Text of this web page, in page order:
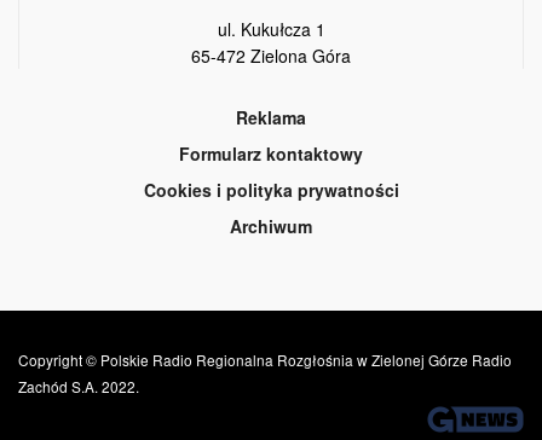
ul. Kukułcza 1
65-472 Zielona Góra
Reklama
Formularz kontaktowy
Cookies i polityka prywatności
Archiwum
Copyright © Polskie Radio Regionalna Rozgłośnia w Zielonej Górze Radio
Zachód S.A. 2022.